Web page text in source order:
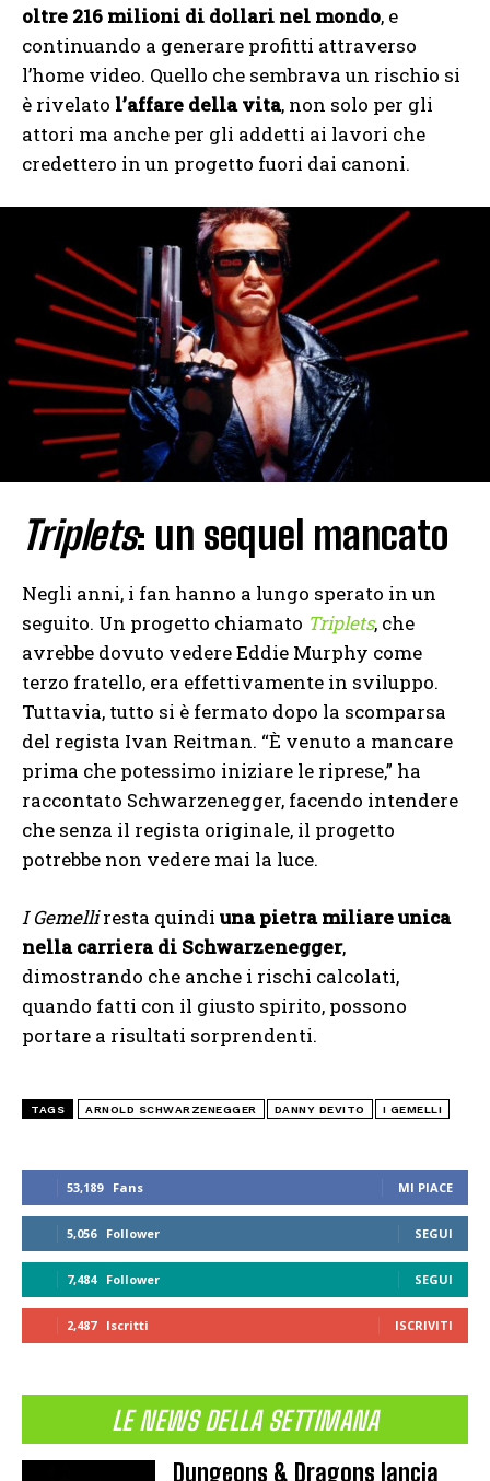
53,189 Fans MI PIACE
5,056 Follower SEGUI
7,484 Follower SEGUI
2,487 Iscritti ISCRIVITI
LE NEWS DELLA SETTIMANA
Dungeons & Dragons lancia
oltre 216 milioni di dollari nel mondo, e
continuando a generare profitti attraverso
l’home video. Quello che sembrava un rischio si
è rivelato l’affare della vita, non solo per gli
attori ma anche per gli addetti ai lavori che
credettero in un progetto fuori dai canoni.
Triplets: un sequel mancato
Negli anni, i fan hanno a lungo sperato in un
seguito. Un progetto chiamato Triplets, che
avrebbe dovuto vedere Eddie Murphy come
terzo fratello, era effettivamente in sviluppo.
Tuttavia, tutto si è fermato dopo la scomparsa
del regista Ivan Reitman. “È venuto a mancare
prima che potessimo iniziare le riprese,” ha
raccontato Schwarzenegger, facendo intendere
che senza il regista originale, il progetto
potrebbe non vedere mai la luce.
I Gemelliresta quindi una pietra miliare unica
nella carriera di Schwarzenegger,
dimostrando che anche i rischi calcolati,
quando fatti con il giusto spirito, possono
portare a risultati sorprendenti.
TAGS ARNOLD SCHWARZENEGGER DANNY DEVITO I GEMELLI